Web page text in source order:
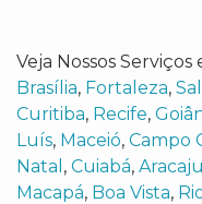
Veja Nossos Serviços
Brasília, Fortaleza,
Curitiba, Recife,
Luís, Maceió, Campo
Natal , Cuiabá, Aracaju
Macapá, Boa Vista,